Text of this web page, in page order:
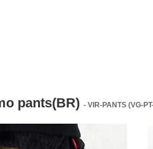
pants(BR) - VIR-PANTS (VG-